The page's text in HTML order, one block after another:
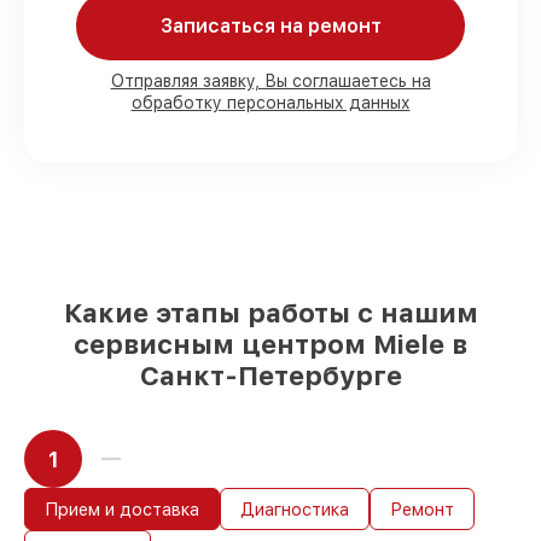
Мы гарантируем:
80%работ с возможностью
85%работ за 1–2 часа, при условии, что
сервис начался сразу
Записаться на ремонт
Отправляя заявку, Вы соглашаетесь на
обработку персональных данных
Какие этапы работы с нашим
сервисным центром Miele в
Санкт-Петербурге
1
Прием и доставка Диагностика Ремонт